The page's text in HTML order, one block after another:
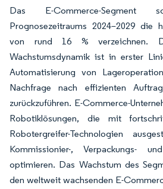
Das E-Commerce-
Prognosezeitraums 2024–2029 die
von rund 16 % verzeichnen.
Wachstumsdynamik ist in erster
Automatisierung von
Nachfrage nach effizienten
zurückzuführen. E-Commerce-
Robotiklösungen, die mit
Robotergreifer-Technologien
Kommissionier-, Verpackungs-
optimieren. Das Wachstum des
den weltweit wachsenden E-